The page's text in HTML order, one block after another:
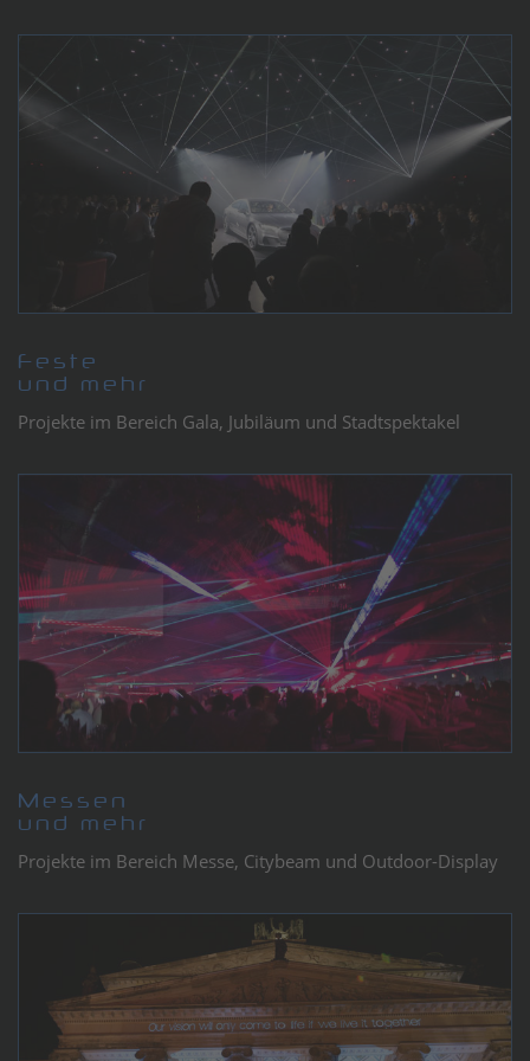
Feste
und mehr
Projekte im Bereich Gala, Jubiläum und Stadtspektakel
Messen
und mehr
Projekte im Bereich Messe, Citybeam und Outdoor-Display